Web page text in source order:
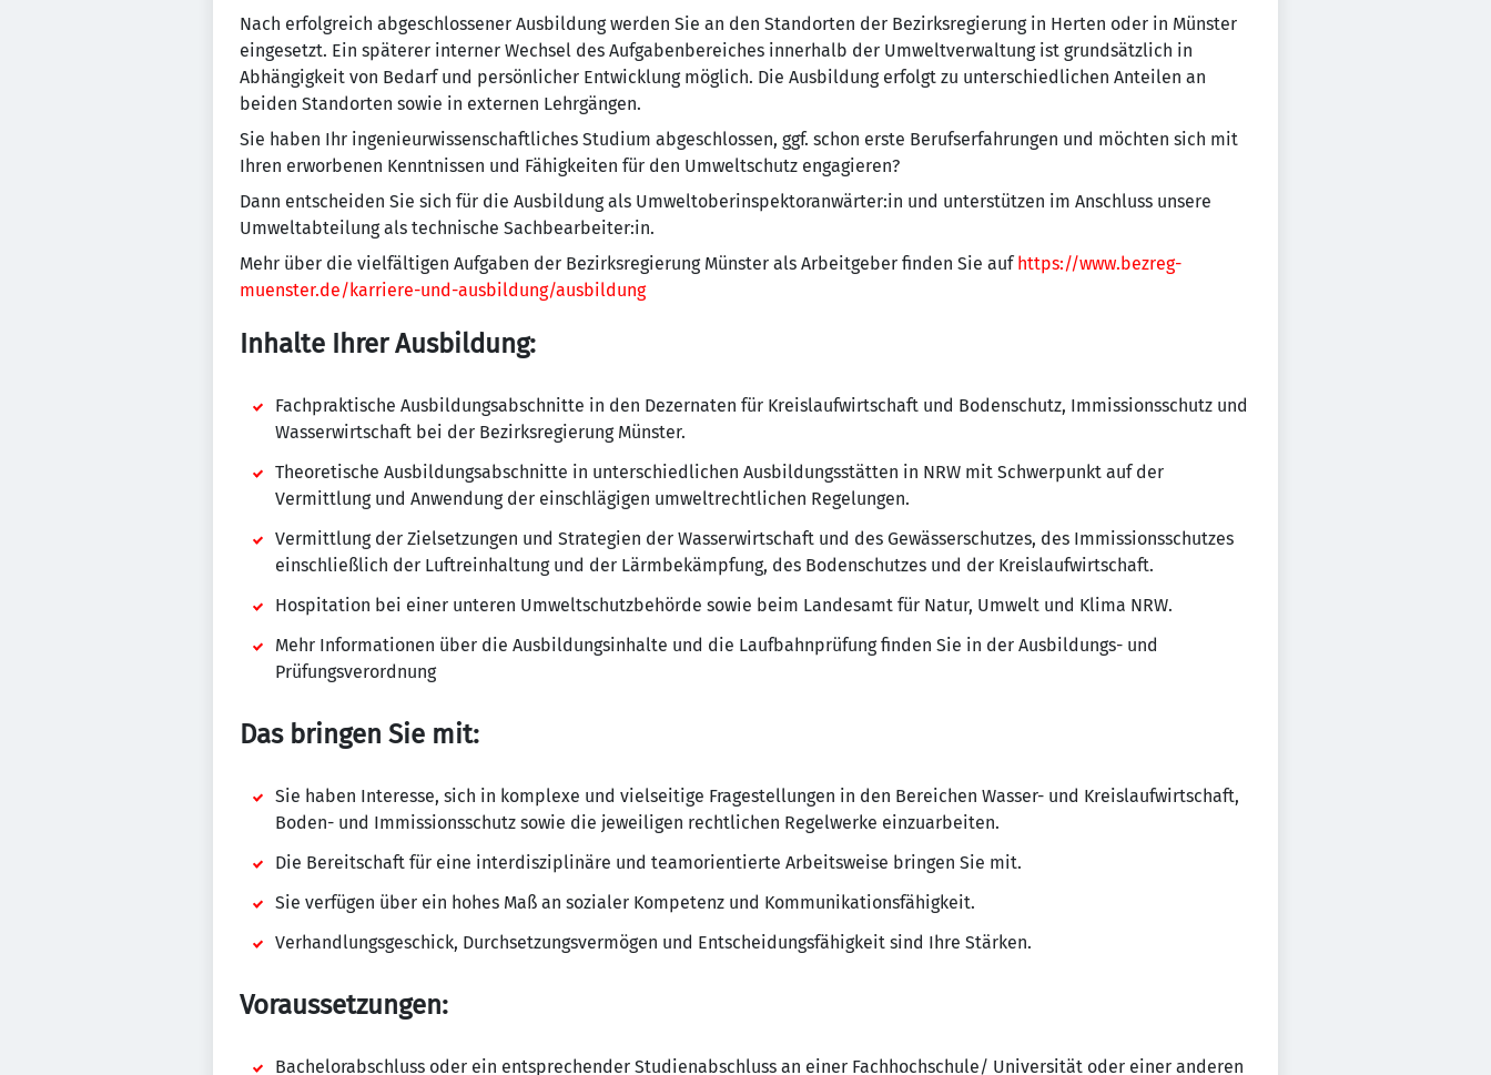
Nach erfolgreich abgeschlossener Ausbildung werden Sie an den Standorten der Bezirksregierung in Herten oder in Münster
eingesetzt. Ein späterer interner Wechsel des Aufgabenbereiches innerhalb der Umweltverwaltung ist grundsätzlich in
Abhängigkeit von Bedarf und persönlicher Entwicklung möglich. Die Ausbildung erfolgt zu unterschiedlichen Anteilen an
beiden Standorten sowie in externen Lehrgängen.
Sie haben Ihr ingenieurwissenschaftliches Studium abgeschlossen, ggf. schon erste Berufserfahrungen und möchten sich mit
Ihren erworbenen Kenntnissen und Fähigkeiten für den Umweltschutz engagieren?
Dann entscheiden Sie sich für die Ausbildung als Umweltoberinspektoranwärter:in und unterstützen im Anschluss unsere
Umweltabteilung als technische Sachbearbeiter:in.
Mehr über die vielfältigen Aufgaben der Bezirksregierung Münster als Arbeitgeber finden Sie aufhttps://www.bezreg-
muenster.de/karriere-und-ausbildung/ausbildung
Inhalte Ihrer Ausbildung:
Fachpraktische Ausbildungsabschnitte in den Dezernaten für Kreislaufwirtschaft und Bodenschutz, Immissionsschutz und
Wasserwirtschaft bei der Bezirksregierung Münster.
Theoretische Ausbildungsabschnitte in unterschiedlichen Ausbildungsstätten in NRW mit Schwerpunkt auf der
Vermittlung und Anwendung der einschlägigen umweltrechtlichen Regelungen.
Vermittlung der Zielsetzungen und Strategien der Wasserwirtschaft und des Gewässerschutzes, des Immissionsschutzes
einschließlich der Luftreinhaltung und der Lärmbekämpfung, des Bodenschutzes und der Kreislaufwirtschaft.
Hospitation bei einer unteren Umweltschutzbehörde sowie beim Landesamt für Natur, Umwelt und Klima NRW.
Mehr Informationen über die Ausbildungsinhalte und die Laufbahnprüfung finden Sie in der Ausbildungs- und
Prüfungsverordnung
Das bringen Sie mit:
Sie haben Interesse, sich in komplexe und vielseitige Fragestellungen in den Bereichen Wasser- und Kreislaufwirtschaft,
Boden- und Immissionsschutz sowie die jeweiligen rechtlichen Regelwerke einzuarbeiten.
Die Bereitschaft für eine interdisziplinäre und teamorientierte Arbeitsweise bringen Sie mit.
Sie verfügen über ein hohes Maß an sozialer Kompetenz und Kommunikationsfähigkeit.
Verhandlungsgeschick, Durchsetzungsvermögen und Entscheidungsfähigkeit sind Ihre Stärken.
Voraussetzungen:
Bachelorabschluss oder ein entsprechender Studienabschluss an einer Fachhochschule/ Universität oder einer anderen